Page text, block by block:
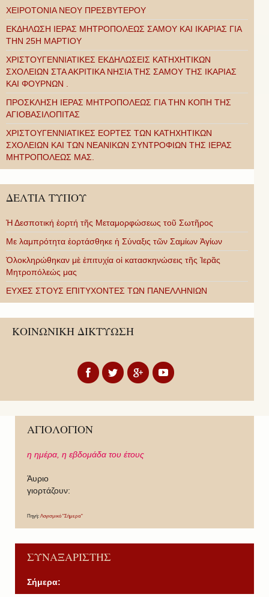
ΧΕΙΡΟΤΟΝΙΑ ΝΕΟΥ ΠΡΕΣΒΥΤΕΡΟΥ
ΕΚΔΗΛΩΣΗ ΙΕΡΑΣ ΜΗΤΡΟΠΟΛΕΩΣ ΣΑΜΟΥ ΚΑΙ ΙΚΑΡΙΑΣ ΓΙΑ
ΤΗΝ 25Η ΜΑΡΤΙΟΥ
ΧΡΙΣΤΟΥΓΕΝΝΙΑΤΙΚΕΣ ΕΚΔΗΛΩΣΕΙΣ ΚΑΤΗΧΗΤΙΚΩΝ
ΣΧΟΛΕΙΩΝ ΣΤΑ ΑΚΡΙΤΙΚΑ ΝΗΣΙΑ ΤΗΣ ΣΑΜΟΥ ΤΗΣ ΙΚΑΡΙΑΣ
ΚΑΙ ΦΟΥΡΝΩΝ .
ΠΡΟΣΚΛΗΣΗ ΙΕΡΑΣ ΜΗΤΡΟΠΟΛΕΩΣ ΓΙΑ ΤΗΝ ΚΟΠΗ ΤΗΣ
ΑΓΙΟΒΑΣΙΛΟΠΙΤΑΣ
ΧΡΙΣΤΟΥΓΕΝΝΙΑΤΙΚΕΣ ΕΟΡΤΕΣ ΤΩΝ ΚΑΤΗΧΗΤΙΚΩΝ
ΣΧΟΛΕΙΩΝ ΚΑΙ ΤΩΝ ΝΕΑΝΙΚΩΝ ΣΥΝΤΡΟΦΙΩΝ ΤΗΣ ΙΕΡΑΣ
ΜΗΤΡΟΠΟΛΕΩΣ ΜΑΣ.
ΔΕΛΤΙΑ ΤΥΠΟΥ
Ἡ Δεσποτική ἑορτή τῆς Μεταμορφώσεως τοῦ Σωτῆρος
Με λαμπρότητα ἑορτάσθηκε ἡ Σύναξις τῶν Σαμίων Ἁγίων
Ὁλοκληρώθηκαν μὲ ἐπιτυχία οἱ κατασκηνώσεις τῆς Ἱερᾶς
Μητροπόλεώς μας
ΕΥΧΕΣ ΣΤΟΥΣ ΕΠΙΤΥΧΟΝΤΕΣ ΤΩΝ ΠΑΝΕΛΛΗΝΙΩΝ
ΚΟΙΝΩΝΙΚΗ ΔΙΚΤΥΩΣΗ
ΑΓΙΟΛΟΓΙΟΝ
η ημέρα, η εβδομάδα του έτους
Άυριο
γιορτάζουν:
Πηγή: Λογισμικό "Σήμερα"
ΣΥΝΑΞΑΡΙΣΤΗΣ
Σήμερα: